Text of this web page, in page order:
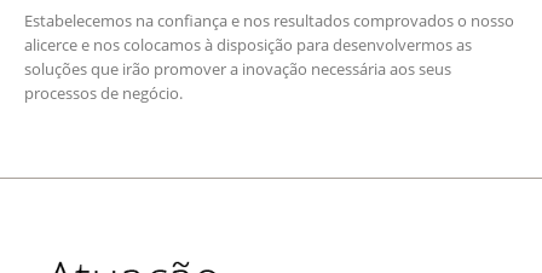
Estabelecemos na confiança e nos resultados comprovados o nosso
alicerce e nos colocamos à disposição para desenvolvermos as
soluções que irão promover a inovação necessária aos seus
processos de negócio.